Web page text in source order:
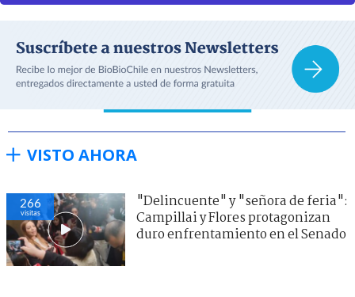
VISTO AHORA
266
visitas
"Delincuente" y "señora de feria":
Campillai y Flores protagonizan
duro enfrentamiento en el Senado